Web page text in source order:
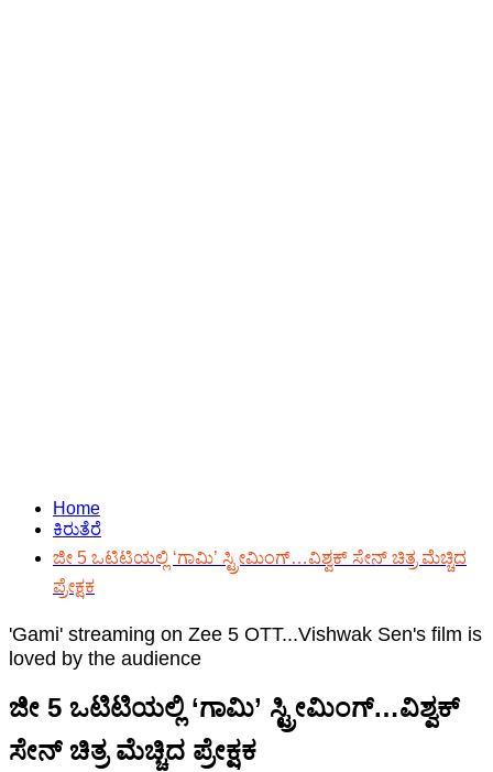
Home
ಕಿರುತೆರೆ
ಜೀ 5 ಒಟಿಟಿಯಲ್ಲಿ ‘ಗಾಮಿ’ ಸ್ಟ್ರೀಮಿಂಗ್…ವಿಶ್ವಕ್ ಸೇನ್ ಚಿತ್ರ ಮೆಚ್ಚಿದ
ಪ್ರೇಕ್ಷಕ
'Gami' streaming on Zee 5 OTT...Vishwak Sen's film is
loved by the audience
ಜೀ 5 ಒಟಿಟಿಯಲ್ಲಿ ‘ಗಾಮಿ’ ಸ್ಟ್ರೀಮಿಂಗ್…ವಿಶ್ವಕ್
ಸೇನ್ ಚಿತ್ರ ಮೆಚ್ಚಿದ ಪ್ರೇಕ್ಷಕ